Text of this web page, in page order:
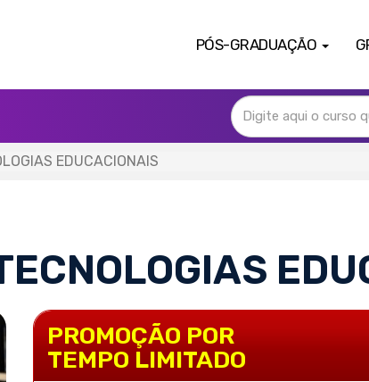
PÓS-GRADUAÇÃO
EDUCACIONAIS
PROMOÇÃO POR
TEMPO LIMITADO